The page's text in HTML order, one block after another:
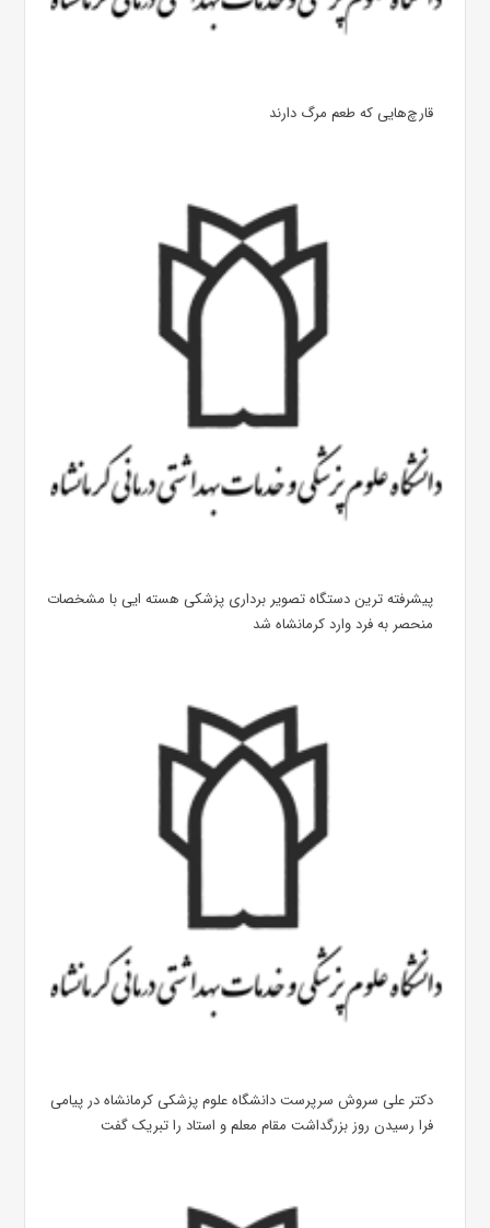
قارچ‌هایی که طعم مرگ دارند
پیشرفته ترین دستگاه تصویر برداری پزشکی هسته ایی با مشخصات
منحصر به فرد وارد کرمانشاه شد
دکتر علی سروش سرپرست دانشگاه علوم پزشکی کرمانشاه در پیامی
فرا رسیدن روز بزرگداشت مقام معلم و استاد را تبریک گفت